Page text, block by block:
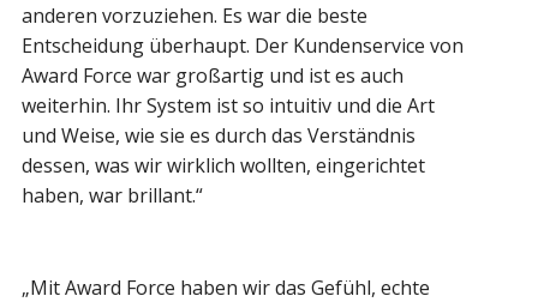
anderen vorzuziehen. Es war die beste
Entscheidung überhaupt. Der Kundenservice von
Award Force war großartig und ist es auch
weiterhin. Ihr System ist so intuitiv und die Art
und Weise, wie sie es durch das Verständnis
dessen, was wir wirklich wollten, eingerichtet
haben, war brillant.“
„Mit Award Force haben wir das Gefühl, echte